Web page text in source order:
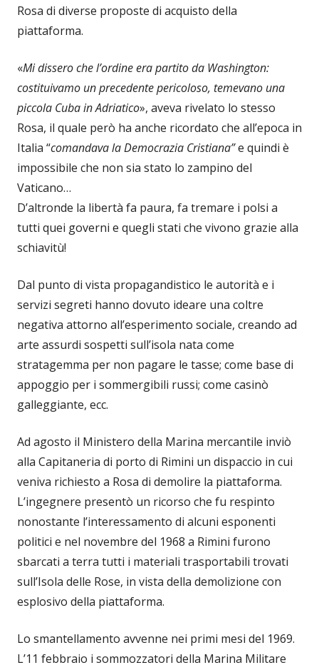
Rosa di diverse proposte di acquisto della
piattaforma.
«Mi dissero che l’ordine era partito da Washington:
costituivamo un precedente pericoloso, temevano una
piccola Cuba in Adriatico», aveva rivelato lo stesso
Rosa, il quale però ha anche ricordato che all’epoca in
Italia “comandava la Democrazia Cristiana”e quindi è
impossibile che non sia stato lo zampino del
Vaticano…
D’altronde la libertà fa paura, fa tremare i polsi a
tutti quei governi e quegli stati che vivono grazie alla
schiavitù!
Dal punto di vista propagandistico le autorità e i
servizi segreti hanno dovuto ideare una coltre
negativa attorno all’esperimento sociale, creando ad
arte assurdi sospetti sull’isola nata come
stratagemma per non pagare le tasse; come base di
appoggio per i sommergibili russi; come casinò
galleggiante, ecc.
Ad agosto il Ministero della Marina mercantile inviò
alla Capitaneria di porto di Rimini un dispaccio in cui
veniva richiesto a Rosa di demolire la piattaforma.
L’ingegnere presentò un ricorso che fu respinto
nonostante l’interessamento di alcuni esponenti
politici e nel novembre del 1968 a Rimini furono
sbarcati a terra tutti i materiali trasportabili trovati
sull’Isola delle Rose, in vista della demolizione con
esplosivo della piattaforma.
Lo smantellamento avvenne nei primi mesi del 1969.
L’11 febbraio i sommozzatori della Marina Militare